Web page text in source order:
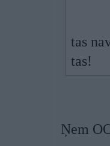
tas
tas!
Ņem